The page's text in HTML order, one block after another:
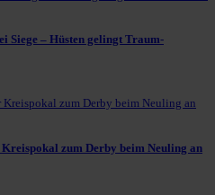
Siege – Hüsten gelingt Traum-
zum Derby beim Neuling an